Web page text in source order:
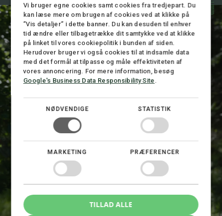
f
o
n
m
m
r
T
e
Rune Hyllested
Advokat (L), Partner, CEO
Vi bruger egne cookies samt cookies fra tredjepart. Du
kan læse mere om brugen af cookies ved at klikke på
”Vis detaljer” i dette banner. Du kan desuden til enhver
tid ændre eller tilbagetrække dit samtykke ved at klikke
på linket til vores cookiepolitik i bunden af siden.
Herudover bruger vi også cookies til at indsamle data
med det formål at tilpasse og måle effektiviteten af
vores annoncering. For mere information, besøg
Google's Business Data Responsibility Site.
NØDVENDIGE STATISTIK
MARKETING PRÆFERENCER
TILLAD ALLE